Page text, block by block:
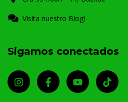
Cra 95 #86A - 11, Bachué